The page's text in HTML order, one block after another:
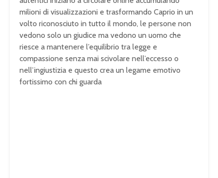
milioni di visualizzazioni e trasformando Caprio in un
volto riconosciuto in tutto il mondo, le persone non
vedono solo un giudice ma vedono un uomo che
riesce a mantenere l’equilibrio tra legge e
compassione senza mai scivolare nell’eccesso o
nell’ingiustizia e questo crea un legame emotivo
fortissimo con chi guarda